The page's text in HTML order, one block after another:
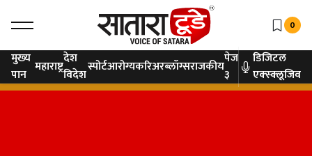
0
मुख्य
पान महाराष्ट्रदेश
विदेशस्पोर्टआरोग्यकरिअरब्लॉग्सराजकीयपेज
३
डिजिटल
एक्स्क्लूजिव